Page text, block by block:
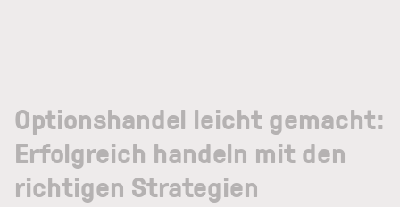
Optionshandel leicht gemacht:
Erfolgreich handeln mit den
richtigen Strategien